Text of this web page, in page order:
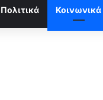
Πολιτικά Κοινωνικά